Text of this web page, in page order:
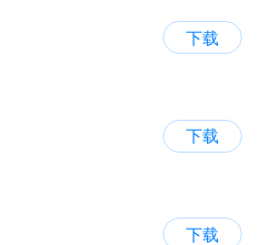
下载
下载
下载